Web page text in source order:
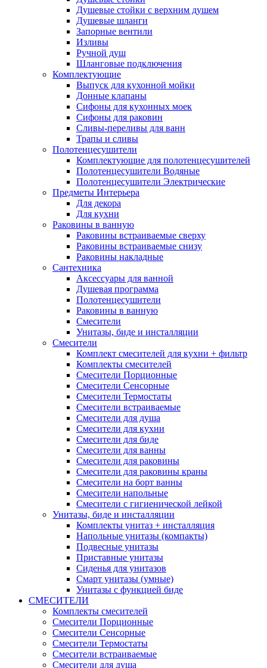
Душевые стойки с верхним душем
Душевые шланги
Запорные вентили
Изливы
Ручной душ
Шланговые подключения
Комплектующие
Выпуск для кухонной мойки
Донные клапаны
Сифоны для кухонных моек
Сифоны для раковин
Сливы-переливы для ванн
Трапы и сливы
Полотенцесушители
Комплектующие для полотенцесушителей
Полотенцесушители Водяные
Полотенцесушители Электрические
Предметы Интерьера
Для декора
Для кухни
Раковины в ванную
Раковины встраиваемые сверху
Раковины встраиваемые снизу
Раковины накладные
Сантехника
Аксессуары для ванной
Душевая программа
Полотенцесушители
Раковины в ванную
Смесители
Унитазы, биде и инсталляции
Смесители
Комплект смесителей для кухни + фильтр
Комплекты смесителей
Смесители Порционные
Смесители Сенсорные
Смесители Термостаты
Смесители встраиваемые
Смесители для душа
Смесители для кухни
Смесители для биде
Смесители для ванны
Смесители для раковины
Смесители для раковины краны
Смесители на борт ванны
Смесители напольные
Смесители с гигиенической лейкой
Унитазы, биде и инсталляции
Комплекты унитаз + инсталляция
Напольные унитазы (компакты)
Подвесные унитазы
Приставные унитазы
Сиденья для унитазов
Смарт унитазы (умные)
Унитазы с функцией биде
СМЕСИТЕЛИ
Комплекты смесителей
Смесители Порционные
Смесители Сенсорные
Смесители Термостаты
Смесители встраиваемые
Смесители для душа